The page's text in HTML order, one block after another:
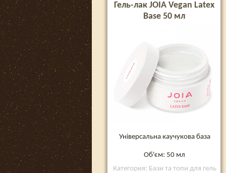
Гель-лак JOIA Vegan Latex
Base 50 мл
Універсальна каучукова база
Об'єм: 50 мл
Категория: Бази та топи для гель